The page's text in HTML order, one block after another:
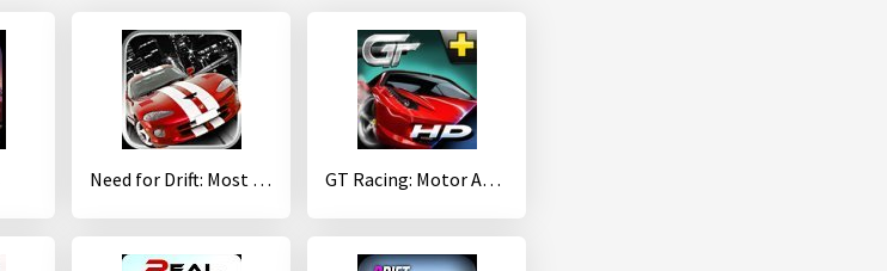
Need for Drift: Most Wanted GT Racing: Motor Academy